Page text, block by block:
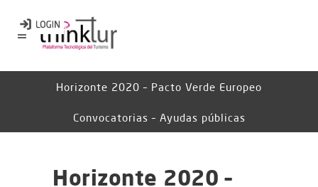
Horizonte 2020 – Pacto Verde Europeo
Convocatorias – Ayudas públicas
Horizonte 2020 –